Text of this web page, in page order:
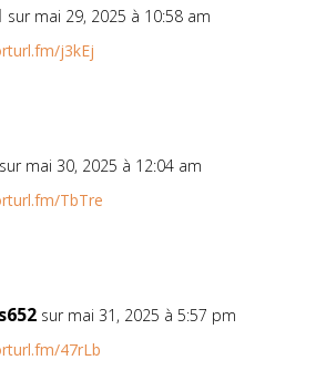
sur mai 29, 2025 à 10:58 am
j3kEj
sur mai 30, 2025 à 12:04 am
TbTre
sur mai 31, 2025 à 5:57 pm
47rLb